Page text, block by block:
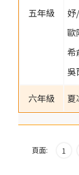
五年級
歐
希
吳
六年級 夏
頁面: 1